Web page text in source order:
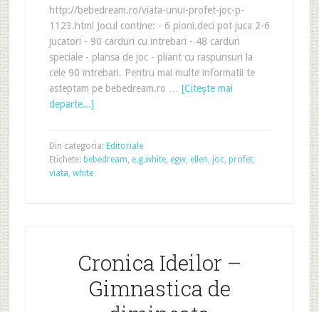
http://bebedream.ro/viata-unui-profet-joc-p-
1123.html Jocul contine: - 6 pioni.deci pot juca 2-6
jucatori - 90 carduri cu intrebari - 48 carduri
speciale - plansa de joc - pliant cu raspunsuri la
cele 90 intrebari. Pentru mai multe informatii te
asteptam pe bebedream.ro … [Citeşte mai
departe...]
Din categoria: Editoriale
Etichete: bebedream, e.g.white, egw, ellen, joc, profet,
viata, white
Cronica Ideilor –
Gimnastica de